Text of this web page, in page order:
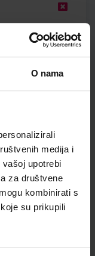
O nama
medija i
upotrebi
za društvene
kombinirati s
su prikupili
razredu
radni
ministarstva:6149